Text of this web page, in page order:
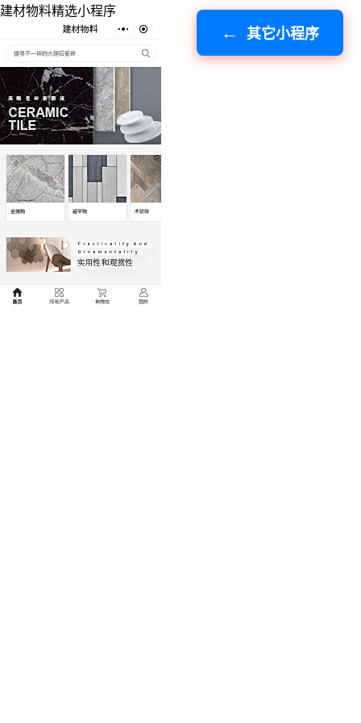
其它小程序
建材物料精选小程序